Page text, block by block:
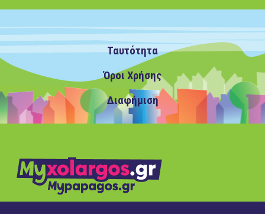
Ταυτότητα
Όροι Χρήσης
Διαφήμιση